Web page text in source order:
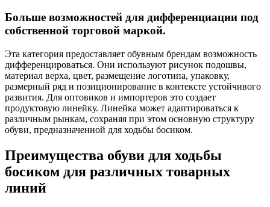
Больше возможностей для дифференциации под
собственной торговой маркой.
Эта категория предоставляет обувным брендам возможность
дифференцироваться. Они используют рисунок подошвы,
материал верха, цвет, размещение логотипа, упаковку,
размерный ряд и позиционирование в контексте устойчивого
развития. Для оптовиков и импортеров это создает
продуктовую линейку. Линейка может адаптироваться к
различным рынкам, сохраняя при этом основную структуру
обуви, предназначенной для ходьбы босиком.
Преимущества обуви для ходьбы
босиком для различных товарных
линий